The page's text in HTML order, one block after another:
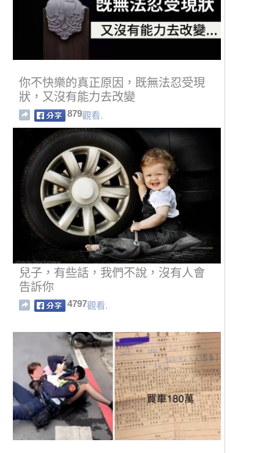
你不快樂的真正原因，既無法忍受現
狀，又沒有能力去改變
879觀看.
兒子，有些話，我們不說，沒有人會
告訴你
4797觀看.